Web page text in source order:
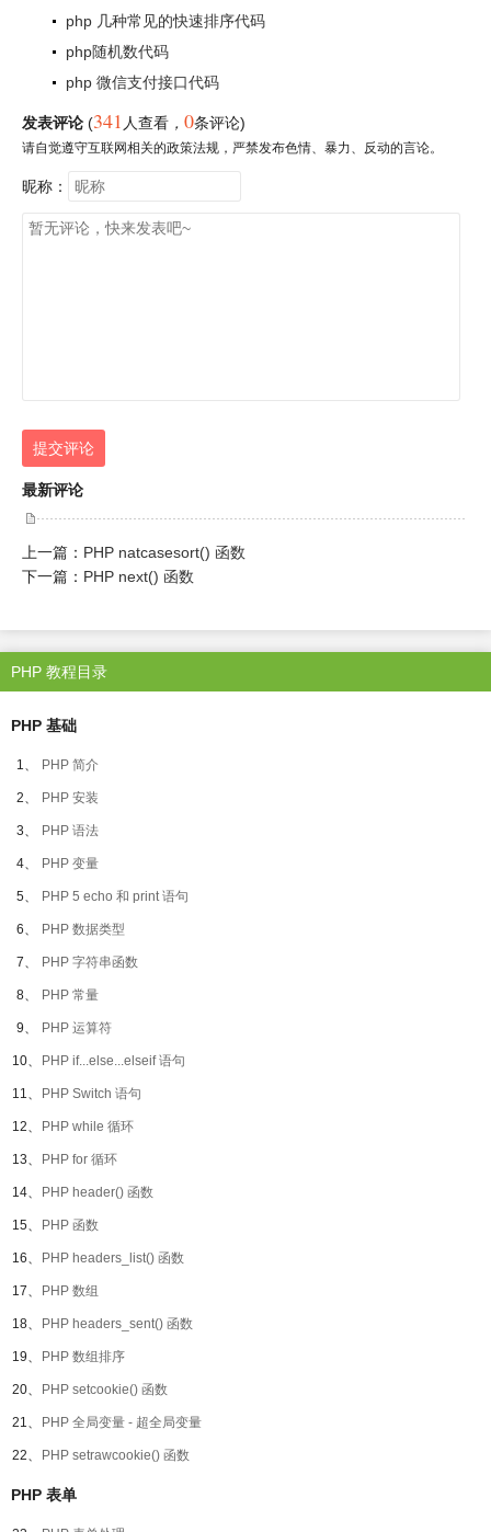
php 几种常见的快速排序代码
php随机数代码
php 微信支付接口代码
发表评论 (341 人查看 ， 0条评论)
请自觉遵守互联网相关的政策法规，严禁发布色情、暴力、反动的言论。
昵称：
提交评论
最新评论
上一篇： PHP natcasesort() 函数
下一篇： PHP next() 函数
PHP 教程目录
PHP 基础
1、 PHP 简介
2、 PHP 安装
3、 PHP 语法
4、 PHP 变量
5、 PHP 5 echo 和 print 语句
6、 PHP 数据类型
7、 PHP 字符串函数
8、 PHP 常量
9、 PHP 运算符
10、 PHP if...else...elseif 语句
11、 PHP Switch 语句
12、 PHP while 循环
13、 PHP for 循环
14、 PHP header() 函数
15、 PHP 函数
16、 PHP headers_list() 函数
17、 PHP 数组
18、 PHP headers_sent() 函数
19、 PHP 数组排序
20、 PHP setcookie() 函数
21、 PHP 全局变量 - 超全局变量
22、 PHP setrawcookie() 函数
PHP 表单